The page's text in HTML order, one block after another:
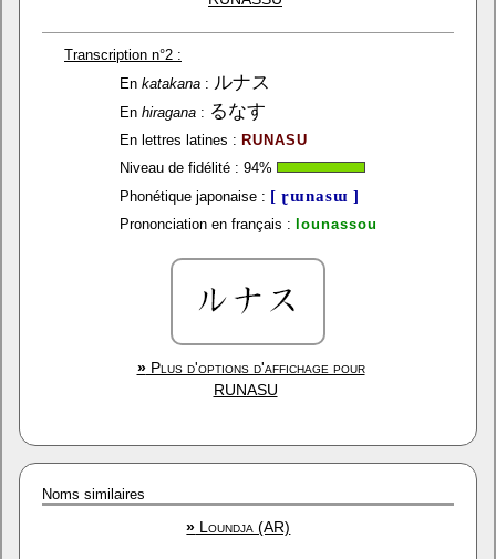
Transcription n°2 :
En katakana: ルナス
En hiragana: るなす
En lettres latines : RUNASU
Niveau de fidélité : 94%
Phonétique japonaise : [ ɽɯnasɯ ]
Prononciation en français : lounassou
»Plus d'options d'affichage pour
RUNASU
Noms similaires
» Loundja (AR)